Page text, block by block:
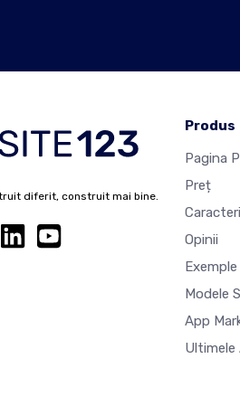
diferit, construit mai bine.
Produs
Pagina
Preț
Opinii
Modele
App
Ultimele